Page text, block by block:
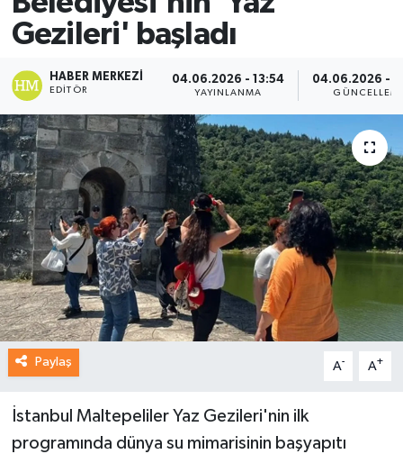
Gezileri' başladı
HABER MERKEZI
EDITÖR
04.06.2026 - 13:54
YAYINLANMA
04.06.2026 -
Paylaş A- A+
İstanbul Maltepeliler Yaz Gezileri'nin ilk
programında dünya su mimarisinin başyapıtı